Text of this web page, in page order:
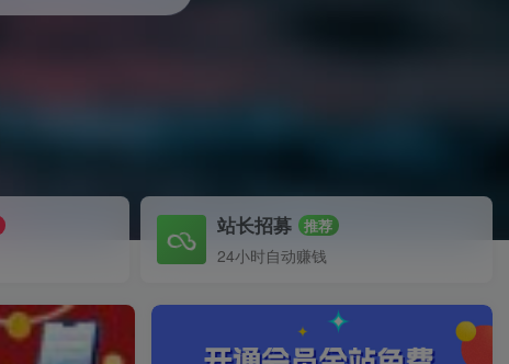
站长招募 推荐
24小时自动赚钱